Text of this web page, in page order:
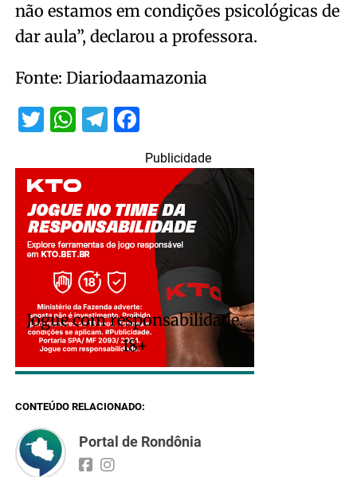
não estamos em condições psicológicas de
dar aula”, declarou a professora.
Fonte: Diariodaamazonia
Twitter
WhatsApp
Telegram
Facebook
Publicidade
Jogue com responsabilidade.
18+
CONTEÚDO RELACIONADO:
Portal de Rondônia